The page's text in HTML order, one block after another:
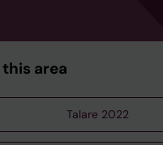
area
Talare 2022